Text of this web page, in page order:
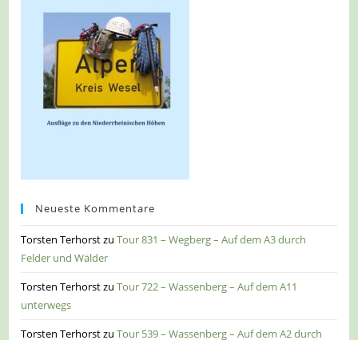
Neueste Kommentare
Torsten TerhorstzuTour 831 – Wegberg – Auf dem A3 durch
Felder und Wälder
Torsten TerhorstzuTour 722 – Wassenberg – Auf dem A11
unterwegs
Torsten TerhorstzuTour 539 – Wassenberg – Auf dem A2 durch